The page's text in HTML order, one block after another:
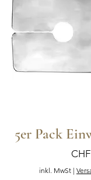
5er Pack
Preis
inkl. MwSt |